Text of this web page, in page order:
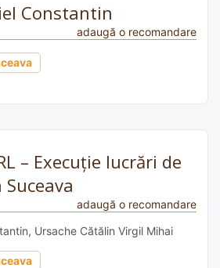
Constantin
adaugă o recomandare
– Execuție lucrări de
adaugă o recomandare
Ursache Cătălin Virgil Mihai